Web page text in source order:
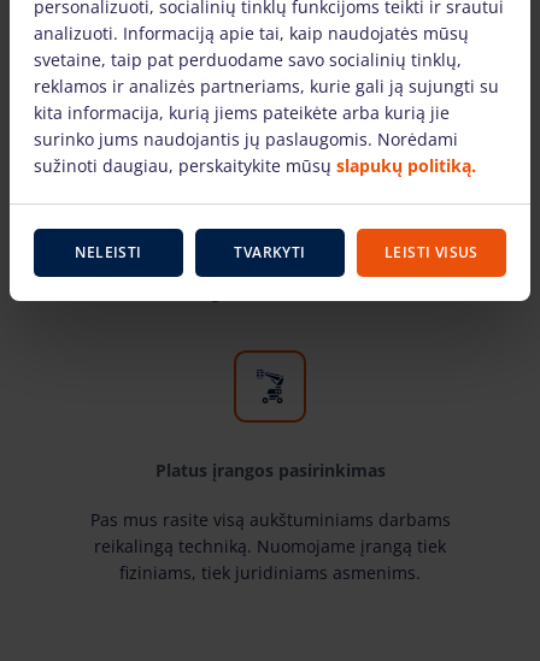
Tik žinomų gamintojų įranga
patikrintą aukštuminiams darbams skirtą įrangą.
Platus įrangos pasirinkimas
Pas mus rasite visą aukštuminiams darbams
reikalingą techniką. Nuomojame įrangą tiek
fiziniams, tiek juridiniams asmenims.
personalizuoti, socialinių tinklų funkcijoms teikti ir srautui
analizuoti. Informaciją apie tai, kaip naudojatės mūsų
svetaine, taip pat perduodame savo socialinių tinklų,
reklamos ir analizės partneriams, kurie gali ją sujungti su
kita informacija, kurią jiems pateikėte arba kurią jie
surinko jums naudojantis jų paslaugomis. Norėdami
sužinoti daugiau, perskaitykite mūsų slapukų politiką.
NELEISTI TVARKYTI LEISTI VISUS